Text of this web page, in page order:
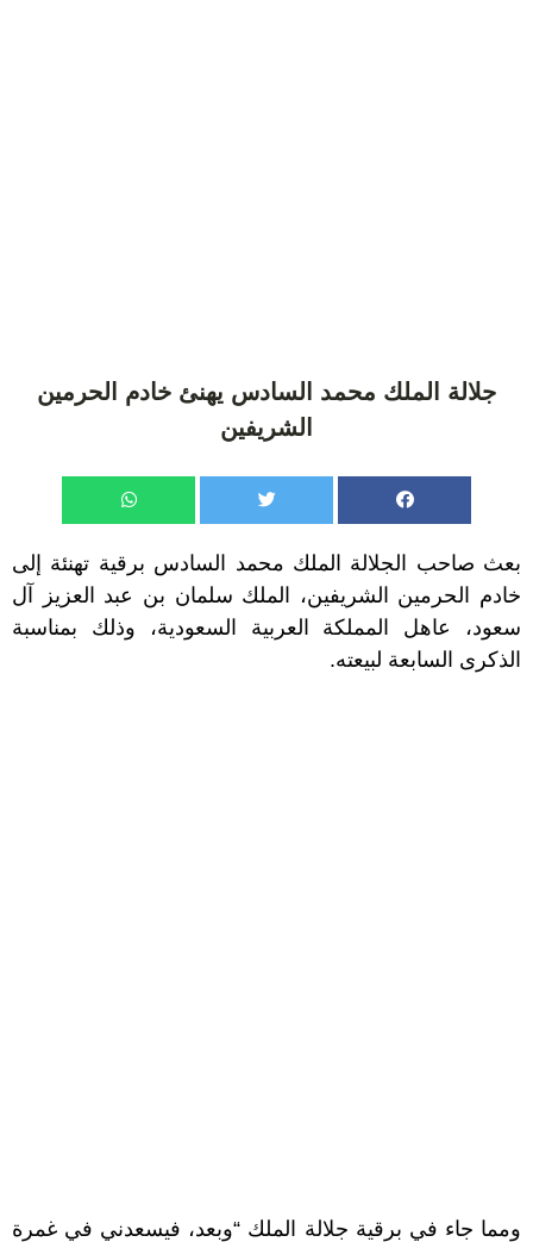
جلالة الملك محمد السادس يهنئ خادم الحرمين
الشريفين
بعث صاحب الجلالة الملك محمد السادس برقية تهنئة إلى
خادم الحرمين الشريفين، الملك سلمان بن عبد العزيز آل
سعود، عاهل المملكة العربية السعودية، وذلك بمناسبة
الذكرى السابعة لبيعته.
ومما جاء في برقية جلالة الملك “وبعد، فيسعدني في غمرة